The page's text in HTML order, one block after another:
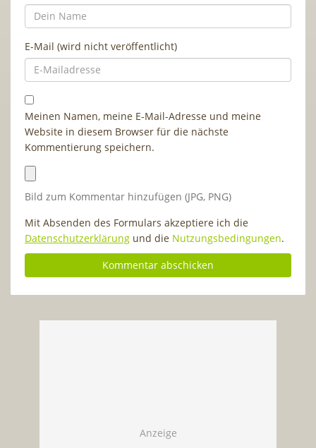
E-Mail (wird nicht veröffentlicht)
Meinen Namen, meine E-Mail-Adresse und meine
Website in diesem Browser für die nächste
Kommentierung speichern.
Bild zum Kommentar hinzufügen (JPG, PNG)
Mit Absenden des Formulars akzeptiere ich die
Datenschutzerklärung und die Nutzungsbedingungen.